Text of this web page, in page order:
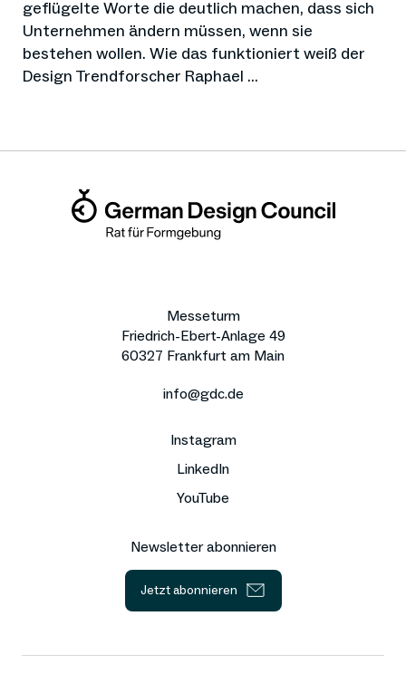
geflügelte Worte die deutlich machen, dass sich
Unternehmen ändern müssen, wenn sie
bestehen wollen. Wie das funktioniert weiß der
Design Trendforscher Raphael ...
Messeturm
Friedrich-Ebert-Anlage 49
60327 Frankfurt am Main
info@gdc.de
Instagram
LinkedIn
YouTube
Newsletter abonnieren
Jetzt abonnieren